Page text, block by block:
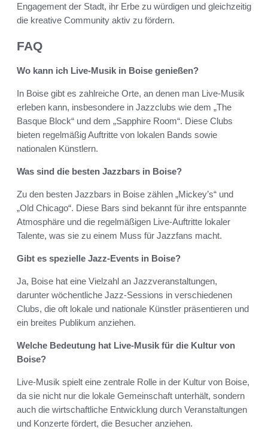
Engagement der Stadt, ihr Erbe zu würdigen und gleichzeitig
die kreative Community aktiv zu fördern.
FAQ
Wo kann ich Live-Musik in Boise genießen?
In Boise gibt es zahlreiche Orte, an denen man Live-Musik
erleben kann, insbesondere in Jazzclubs wie dem „The
Basque Block“ und dem „Sapphire Room“. Diese Clubs
bieten regelmäßig Auftritte von lokalen Bands sowie
nationalen Künstlern.
Was sind die besten Jazzbars in Boise?
Zu den besten Jazzbars in Boise zählen „Mickey’s“ und
„Old Chicago“. Diese Bars sind bekannt für ihre entspannte
Atmosphäre und die regelmäßigen Live-Auftritte lokaler
Talente, was sie zu einem Muss für Jazzfans macht.
Gibt es spezielle Jazz-Events in Boise?
Ja, Boise hat eine Vielzahl an Jazzveranstaltungen,
darunter wöchentliche Jazz-Sessions in verschiedenen
Clubs, die oft lokale und nationale Künstler präsentieren und
ein breites Publikum anziehen.
Welche Bedeutung hat Live-Musik für die Kultur von
Boise?
Live-Musik spielt eine zentrale Rolle in der Kultur von Boise,
da sie nicht nur die lokale Gemeinschaft unterhält, sondern
auch die wirtschaftliche Entwicklung durch Veranstaltungen
und Konzerte fördert, die Besucher anziehen.